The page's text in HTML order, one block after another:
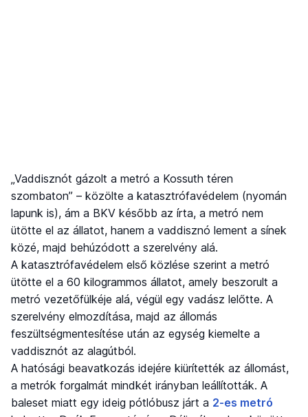
„Vaddisznót gázolt a metró a Kossuth téren
szombaton” – közölte a katasztrófavédelem (nyomán
lapunk is), ám a BKV később az írta, a metró nem
ütötte el az állatot, hanem a vaddisznó lement a sínek
közé, majd behúzódott a szerelvény alá.
A katasztrófavédelem első közlése szerint a metró
ütötte el a 60 kilogrammos állatot, amely beszorult a
metró vezetőfülkéje alá, végül egy vadász lelőtte. A
szerelvény elmozdítása, majd az állomás
feszültségmentesítése után az egység kiemelte a
vaddisznót az alagútból.
A hatósági beavatkozás idejére kiürítették az állomást,
a metrók forgalmát mindkét irányban leállították. A
baleset miatt egy ideig pótlóbusz járt a 2-es metró